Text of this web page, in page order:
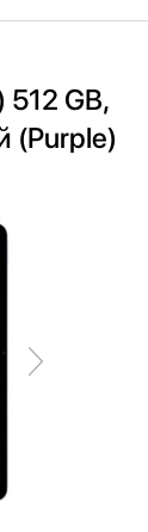
512 GB,
(Purple)